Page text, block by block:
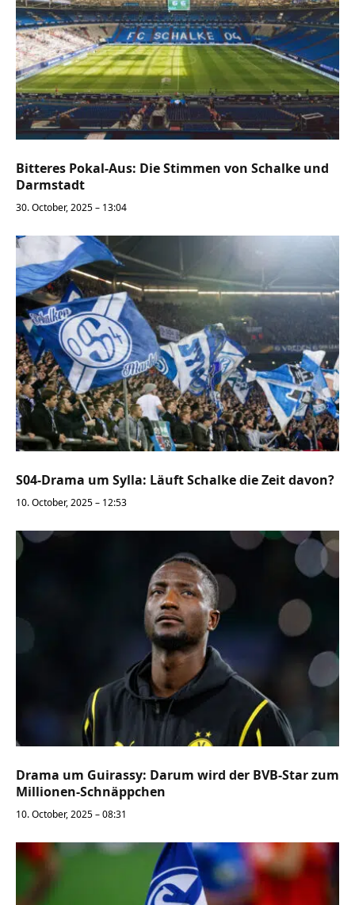
Bitteres Pokal-Aus: Die Stimmen von Schalke und
Darmstadt
30. October, 2025 – 13:04
S04-Drama um Sylla: Läuft Schalke die Zeit davon?
10. October, 2025 – 12:53
Drama um Guirassy: Darum wird der BVB-Star zum
Millionen-Schnäppchen
10. October, 2025 – 08:31